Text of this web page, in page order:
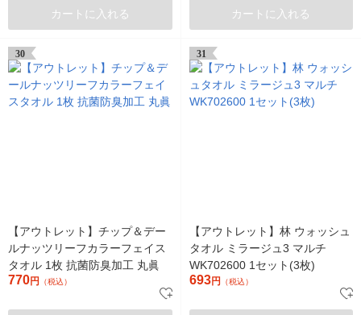
カートに入れる カートに入れる
30
【アウトレット】チップ＆デー
ルナッツリーフカラーフェイス
タオル 1枚 抗菌防臭加工 丸眞
770円 （税込）
31
【アウトレット】林 ウォッシュ
タオル ミラージュ3 マルチ
WK702600 1セット(3枚)
693円 （税込）